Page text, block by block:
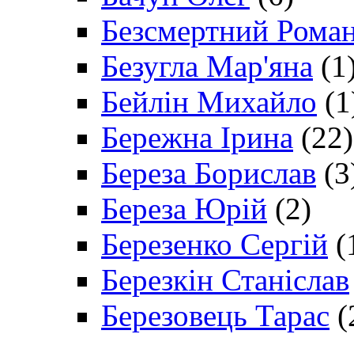
Безсмертний
Безугла Мар'яна
Бейлін Михайло
Бережна Ірина (22)
Береза Борислав
Береза Юрій (2)
Березенко Сергій
Березкін Станіслав
Березовець Тарас